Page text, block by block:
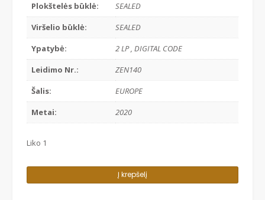
Plokštelės būklė:
SEALED
Viršelio būklė:
SEALED
Ypatybė:
2 LP , DIGITAL CODE
Leidimo Nr.:
ZEN140
Šalis:
EUROPE
Metai:
2020
Liko 1
kiekis:
Į krepšelį